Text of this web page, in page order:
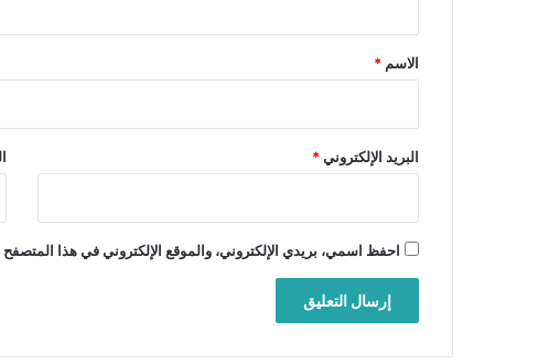
*
الاسم *
البريد الإلكتروني*
احفظ اسمي، بريدي الإلكتروني، والموقع الإلكتروني في هذا المتصفح